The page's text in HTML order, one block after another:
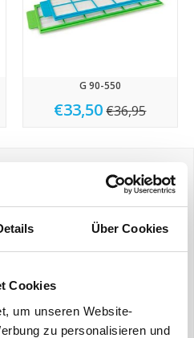
Über Cookies
Cookies
um unseren Website-
zu personalisieren und
G 90-550
€33,50 €36,95
WERNIG
von fairair für WERNIG
die Marke f'air sind
guten Preis.
auch vorbehandelt
gut für Ihre Gesundheit.